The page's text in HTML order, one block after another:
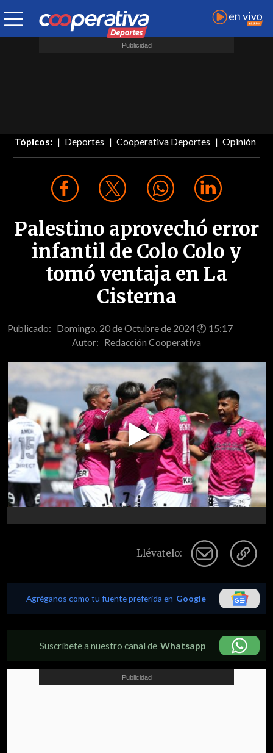
Tópicos: Deportes Cooperativa Deportes Opinión
Palestino aprovechó error
infantil de Colo Colo y
tomó ventaja en La
Cisterna
Publicado: Domingo, 20 de Octubre de 2024 🕐 15:17
Autor: Redacción Cooperativa
Play
Video
Llévatelo:
Agréganos como tu fuente preferida en Google
Suscríbete a nuestro canal de Whatsapp